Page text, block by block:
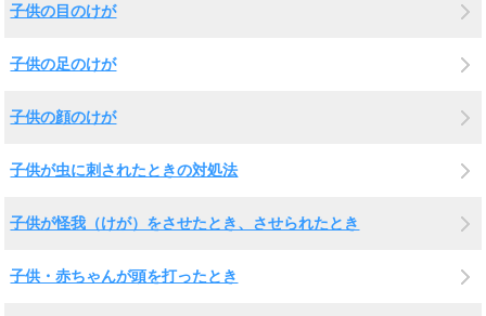
子供の目のけが
子供の足のけが
子供の顔のけが
子供が虫に刺されたときの対処法
子供が怪我（けが）をさせたとき、させられたとき
子供・赤ちゃんが頭を打ったとき